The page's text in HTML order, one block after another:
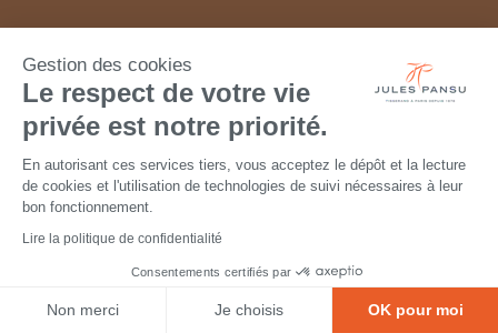
Gestion des cookies
Le respect de votre vie
privée est notre priorité.
En autorisant ces services tiers, vous acceptez le dépôt et la lecture
de cookies et l'utilisation de technologies de suivi nécessaires à leur
bon fonctionnement.
Lire la politique de confidentialité
Consentements certifiés par
Non merci Je choisis OK pour moi